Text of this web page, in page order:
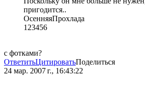
пригодится..
ОсенняяПрохлада
123456
с фотками?
ОтветитьЦитироватьПоделиться
24 мар. 2007 г., 16:43:22